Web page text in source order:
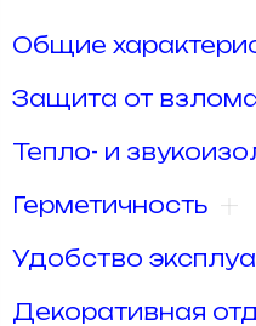
Общие
Защита от
Тепло- и
Герметичность
Удобство
Декоративная